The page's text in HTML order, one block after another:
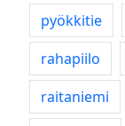
pyökkitie
rahapiilo
raitaniemi